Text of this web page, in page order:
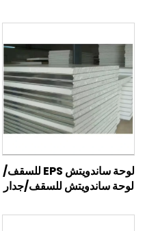
لوحة ساندويتش EPS للسقف/
لوحة ساندويتش للسقف/جدار